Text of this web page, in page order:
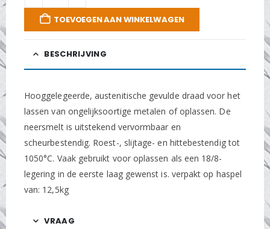
TOEVOEGEN AAN WINKELWAGEN
BESCHRIJVING
Hooggelegeerde, austenitische gevulde draad voor het
lassen van ongelijksoortige metalen of oplassen. De
neersmelt is uitstekend vervormbaar en
scheurbestendig. Roest-, slijtage- en hittebestendig tot
1050°C. Vaak gebruikt voor oplassen als een 18/8-
legering in de eerste laag gewenst is. verpakt op haspel
van: 12,5kg
VRAAG